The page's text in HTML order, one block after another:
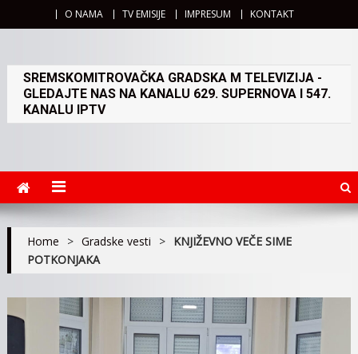
O NAMA TV EMISIJE IMPRESUM KONTAKT
SREMSKOMITROVAČKA GRADSKA M TELEVIZIJA -
GLEDAJTE NAS NA KANALU 629. SUPERNOVA I 547.
KANALU IPTV
Home > Gradske vesti > KNJIŽEVNO VEČE SIME
POTKONJAKA